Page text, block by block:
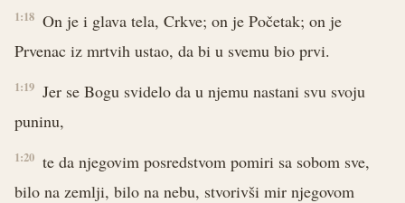
1:18 On je i glava tela, Crkve; on je Početak; on je
Prvenac iz mrtvih ustao, da bi u svemu bio prvi.
1:19 Jer se Bogu svidelo da u njemu nastani svu svoju
puninu,
1:20 te da njegovim posredstvom pomiri sa sobom sve,
bilo na zemlji, bilo na nebu, stvorivši mir njegovom